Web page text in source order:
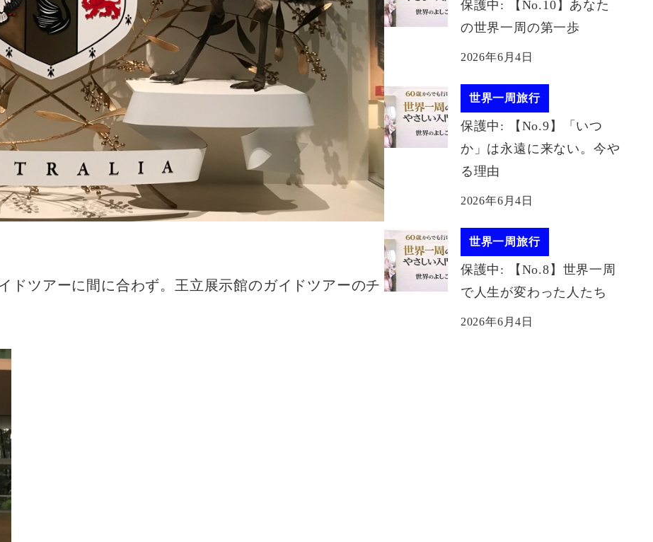
ドツアーに間に合わず。王立展示館のガイドツアーのチ
保護中: 【No.10】あなた
の世界一周の第一歩
2026年6月4日
世界一周旅行
保護中: 【No.9】「いつ
か」は永遠に来ない。今や
る理由
2026年6月4日
世界一周旅行
保護中: 【No.8】世界一周
で人生が変わった人たち
2026年6月4日